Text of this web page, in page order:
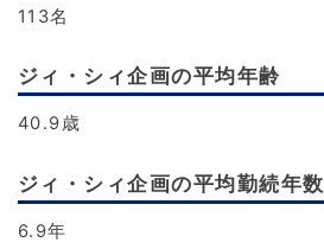
113名
ジィ・シィ企画の平均年齢
40.9歳
ジィ・シィ企画の平均勤続年数
6.9年